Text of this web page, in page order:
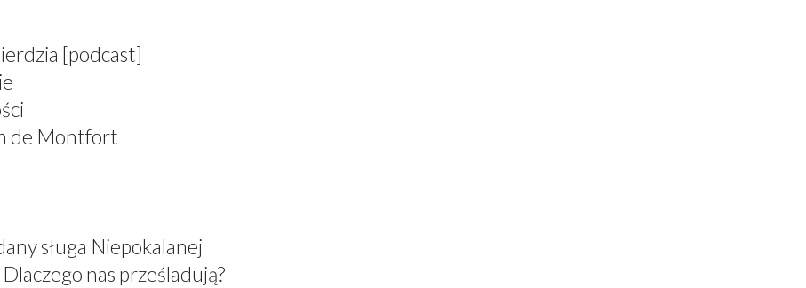
[podcast]
de Montfort
sługa Niepokalanej
nas prześladują?